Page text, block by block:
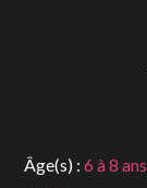
Âge(s) :6 à 8 ans